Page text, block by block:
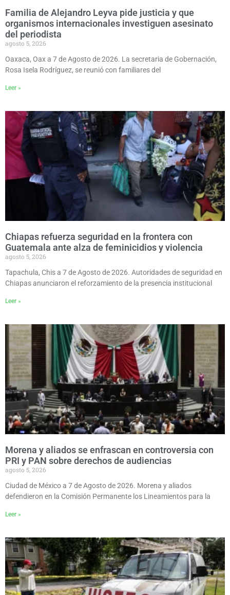
Familia de Alejandro Leyva pide justicia y que
organismos internacionales investiguen asesinato
del periodista
agosto 5, 2026
Oaxaca, Oax a 7 de Agosto de 2026. La secretaria de Gobernación,
Rosa Isela Rodríguez, se reunió con familiares del
Leer »
Chiapas refuerza seguridad en la frontera con
Guatemala ante alza de feminicidios y violencia
agosto 5, 2026
Tapachula, Chis a 7 de Agosto de 2026. Autoridades de seguridad en
Chiapas anunciaron el reforzamiento de la presencia institucional
Leer »
Morena y aliados se enfrascan en controversia con
PRI y PAN sobre derechos de audiencias
agosto 5, 2026
Ciudad de México a 7 de Agosto de 2026. Morena y aliados
defendieron en la Comisión Permanente los Lineamientos para la
Leer »